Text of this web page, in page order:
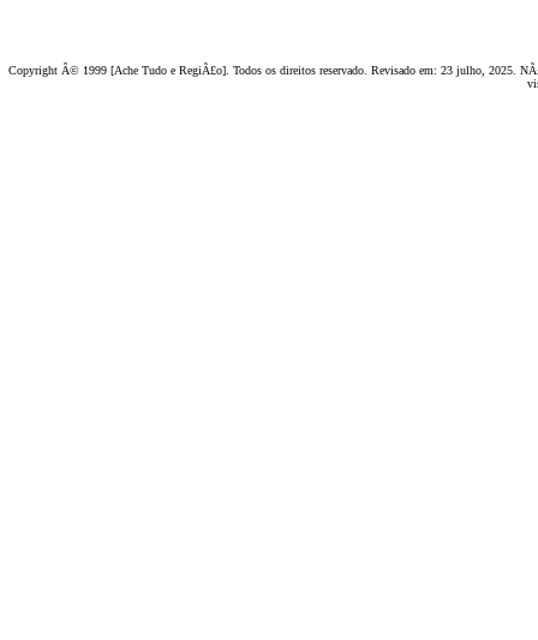
Copyright Â© 1999 [Ache Tudo e RegiÃ£o]. Todos os direitos reservado. Revisado em: 23 julho, 2025 .